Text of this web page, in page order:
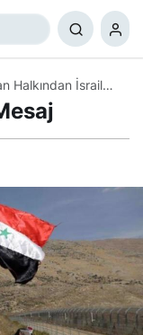
Halkından İsrail
0 Paylaş